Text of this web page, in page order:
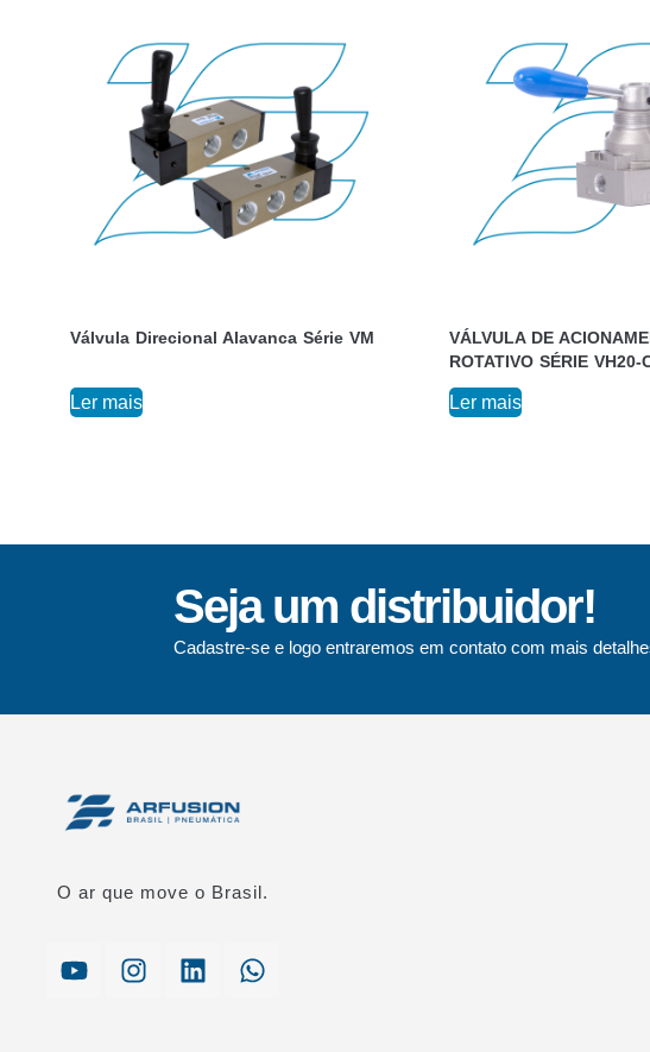
Válvula Direcional Alavanca Série VM
Ler mais
VÁLVULA DE
ROTATIVO SÉRIE VH20-
Ler mais
Seja um distribuidor!
Cadastre-se e logo entraremos em contato com mais
O ar que move o Brasil.